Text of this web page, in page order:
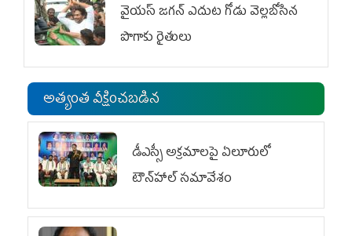
వైయ‌స్‌ జగన్ ఎదుట గోడు వెల్లబోసిన
పొగాకు రైతులు
అత్యంత వీక్షించబడిన
డీఎస్సీ అక్రమాలపై ఏలూరులో
టౌన్‌హాల్ సమావేశం